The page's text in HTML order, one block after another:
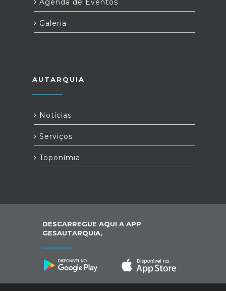
Agenda de Eventos
Galeria
AUTARQUIA
Notícias
Serviços
Toponímia
DESCARREGUE AQUI A APP
GESAUTARQUIA,